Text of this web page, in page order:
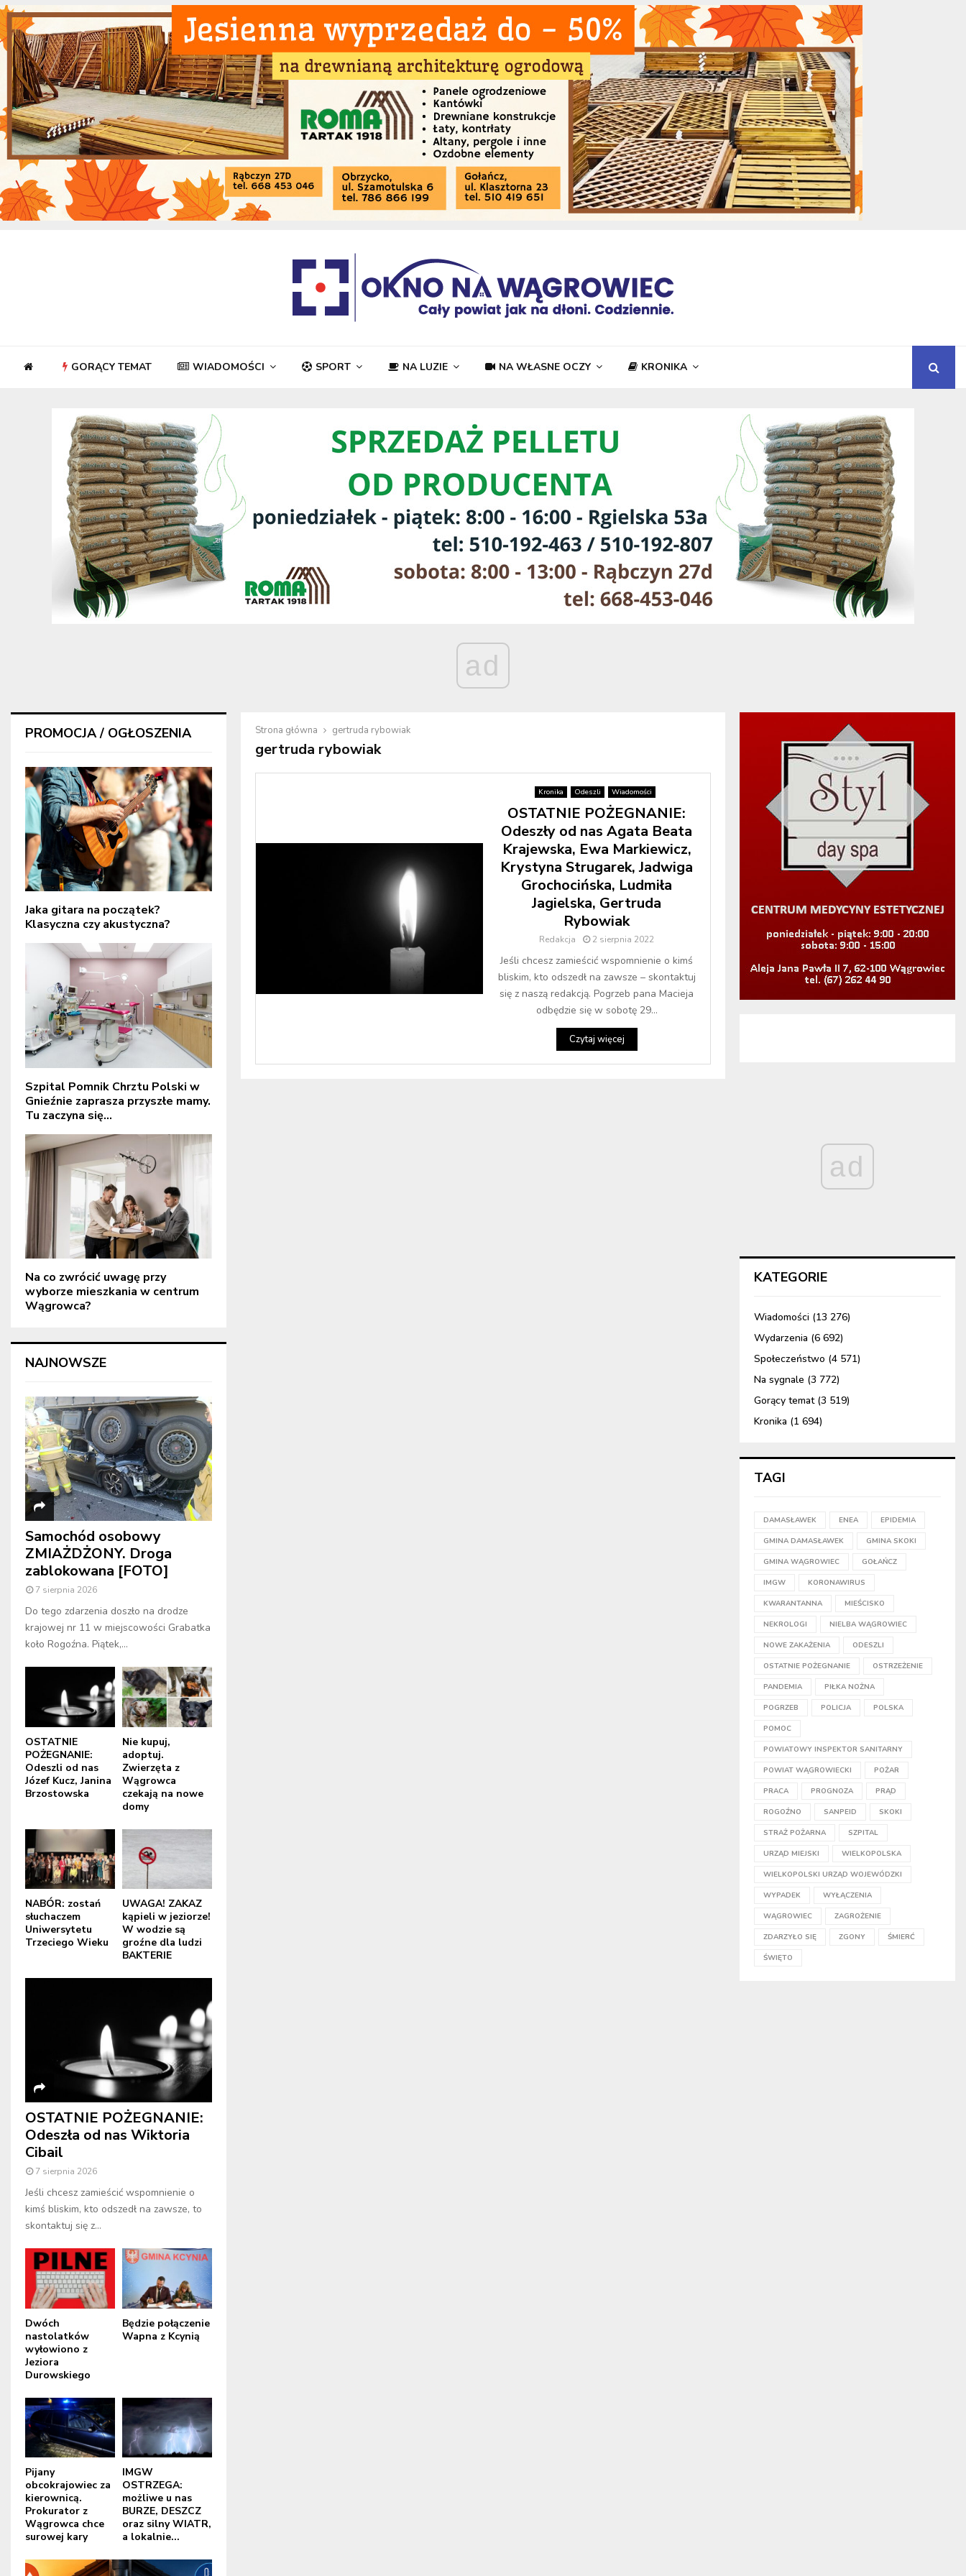
GORĄCY TEMAT WIADOMOŚCI SPORT NA LUZIE NA WŁASNE OCZY KRONIKA
ad
Strona główna gertruda rybowiak
gertruda rybowiak
Kronika Odeszli Wiadomości
OSTATNIE POŻEGNANIE:
Odeszły od nas Agata Beata
Krajewska, Ewa Markiewicz,
Krystyna Strugarek, Jadwiga
Grochocińska, Ludmiła
Jagielska, Gertruda
Rybowiak
Redakcja 2 sierpnia 2022
Jeśli chcesz zamieścić wspomnienie o kimś
bliskim, kto odszedł na zawsze – skontaktuj
się z naszą redakcją. Pogrzeb pana Macieja
odbędzie się w sobotę 29...
Czytaj więcej
PROMOCJA / OGŁOSZENIA
Jaka gitara na początek?
Klasyczna czy akustyczna?
Szpital Pomnik Chrztu Polski w
Gnieźnie zaprasza przyszłe mamy.
Tu zaczyna się...
Na co zwrócić uwagę przy
wyborze mieszkania w centrum
Wągrowca?
NAJNOWSZE
Samochód osobowy
ZMIAŻDŻONY. Droga
zablokowana [FOTO]
7 sierpnia 2026
Do tego zdarzenia doszło na drodze
krajowej nr 11 w miejscowości Grabatka
koło Rogoźna. Piątek,...
OSTATNIE
POŻEGNANIE:
Odeszli od nas
Józef Kucz, Janina
Brzostowska
Nie kupuj,
adoptuj.
Zwierzęta z
Wągrowca
czekają na nowe
domy
NABÓR: zostań
słuchaczem
Uniwersytetu
Trzeciego Wieku
UWAGA! ZAKAZ
kąpieli w jeziorze!
W wodzie są
groźne dla ludzi
BAKTERIE
OSTATNIE POŻEGNANIE:
Odeszła od nas Wiktoria
Cibail
7 sierpnia 2026
Jeśli chcesz zamieścić wspomnienie o
kimś bliskim, kto odszedł na zawsze, to
skontaktuj się z...
Dwóch
nastolatków
wyłowiono z
Jeziora
Durowskiego
Będzie połączenie
Wapna z Kcynią
Pijany
obcokrajowiec za
kierownicą.
Prokurator z
Wągrowca chce
surowej kary
IMGW
OSTRZEGA:
możliwe u nas
BURZE, DESZCZ
oraz silny WIATR,
a lokalnie...
ad
KATEGORIE
Wiadomości (13 276)
Wydarzenia (6 692)
Społeczeństwo (4 571)
Na sygnale (3 772)
Gorący temat(3 519)
Kronika (1 694)
TAGI
DAMASŁAWEK ENEA EPIDEMIA
GMINA DAMASŁAWEK GMINA SKOKI
GMINA WĄGROWIEC GOŁAŃCZ
IMGW KORONAWIRUS
KWARANTANNA MIEŚCISKO
NEKROLOGI NIELBA WĄGROWIEC
NOWE ZAKAŻENIA ODESZLI
OSTATNIE POŻEGNANIE OSTRZEŻENIE
PANDEMIA PIŁKA NOŻNA
POGRZEB POLICJA POLSKA
POMOC
POWIATOWY INSPEKTOR SANITARNY
POWIAT WĄGROWIECKI POŻAR
PRACA PROGNOZA PRĄD
ROGOŹNO SANPEID SKOKI
STRAŻ POŻARNA SZPITAL
URZĄD MIEJSKI WIELKOPOLSKA
WIELKOPOLSKI URZĄD WOJEWÓDZKI
WYPADEK WYŁĄCZENIA
WĄGROWIEC ZAGROŻENIE
ZDARZYŁO SIĘ ZGONY ŚMIERĆ
ŚWIĘTO